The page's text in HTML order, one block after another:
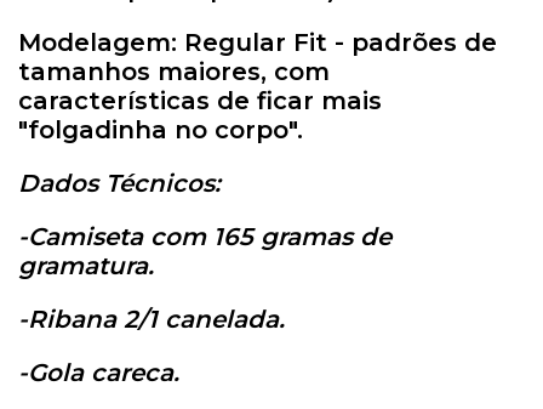
Modelagem: Regular Fit - padrões de
tamanhos maiores, com
características de ficar mais
"folgadinha no corpo".
Dados Técnicos:
-Camiseta com 165 gramas de
gramatura.
-Ribana 2/1 canelada.
-Gola careca.